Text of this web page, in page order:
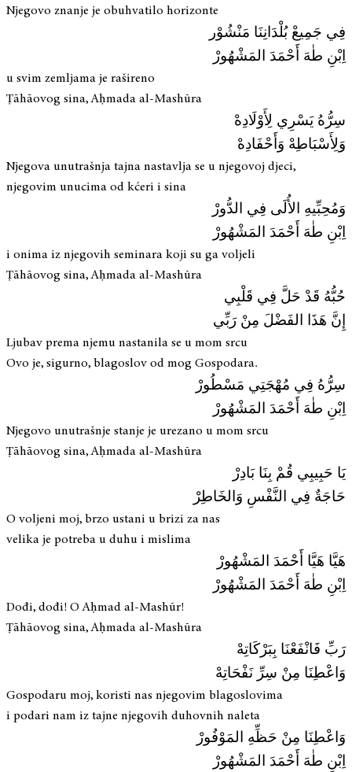
Njegovo znanje je obuhvatilo horizonte
فِي جَمِيعْ بُلْدَانِنَا مَنْشُوْر
اِبْنِ طٰهَ أَحْمَدَ المَشْهُورْ
u svim zemljama je rašireno
Ṭāhāovog sina, Aḥmada al-Mashūra
سِرُّهُ يَسْرِي لِأَوْلَادِهْ
وَلِأَسْبَاطِهْ وَأَحْفَادِهْ
Njegova unutrašnja tajna nastavlja se u njegovoj djeci,
njegovim unucima od kćeri i sina
وَمُحِبِّيهِ الأُلَى فِي الدُّورْ
اِبْنِ طٰهَ أَحْمَدَ المَشْهُورْ
i onima iz njegovih seminara koji su ga voljeli
Ṭāhāovog sina, Aḥmada al-Mashūra
حُبُّهُ قَدْ حَلَّ فِي قَلْبِي
إِنَّ هَذَا الفَضْلَ مِنْ رَبِّي
Ljubav prema njemu nastanila se u mom srcu
Ovo je, sigurno, blagoslov od mog Gospodara.
سِرُّهُ فِي مُهْجَتِي مَسْطُورْ
اِبْنِ طٰهَ أَحْمَدَ المَشْهُورْ
Njegovo unutrašnje stanje je urezano u mom srcu
Ṭāhāovog sina, Aḥmada al-Mashūra
يَا حَبِيبِي قُمْ بِنَا بَادِرْ
حَاجَةٌ فِي النَّفْسِ وَالخَاطِرْ
O voljeni moj, brzo ustani u brizi za nas
velika je potreba u duhu i mislima
هَيَّا هَيَّا أَحْمَدَ المَشْهُورْ
اِبْنِ طٰهَ أَحْمَدَ المَشْهُورْ
Dođi, dođi! O Aḥmad al-Mashūr!
Ṭāhāovog sina, Aḥmada al-Mashūra
رَبِّ فَانْفَعْنَا بِبَرْكَاتِهْ
وَاعْطِنَا مِنْ سِرِّ نَفْحَاتِهْ
Gospodaru moj, koristi nas njegovim blagoslovima
i podari nam iz tajne njegovih duhovnih naleta
وَاعْطِنَا مِنْ حَظِّهِ المَوْفُورْ
اِبْنِ طٰهَ أَحْمَدَ المَشْهُورْ